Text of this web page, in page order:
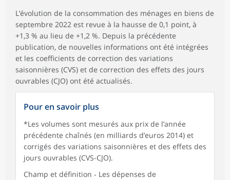
L’évolution de la consommation des ménages en biens de
septembre 2022 est revue à la hausse de 0,1 point, à
+1,3 % au lieu de +1,2 %. Depuis la précédente
publication, de nouvelles informations ont été intégrées
et les coefficients de correction des variations
saisonnières (CVS) et de correction des effets des jours
ouvrables (CJO) ont été actualisés.
Pour en savoir plus
*Les volumes sont mesurés aux prix de l’année
précédente chaînés (en milliards d’euros 2014) et
corrigés des variations saisonnières et des effets des
jours ouvrables (CVS-CJO).
Champ et définition ‑ Les dépenses de